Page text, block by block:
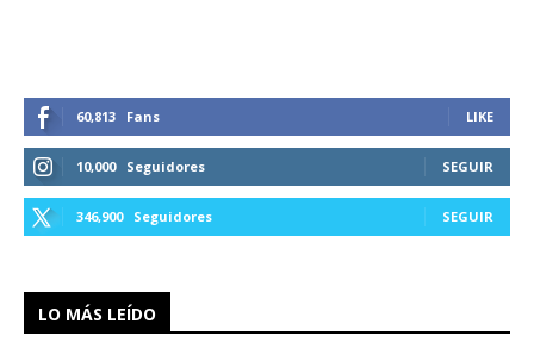
60,813 Fans LIKE
10,000 Seguidores SEGUIR
346,900 Seguidores SEGUIR
LO MÁS LEÍDO